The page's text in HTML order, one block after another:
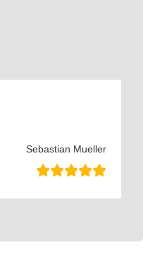
Sebastian Mueller